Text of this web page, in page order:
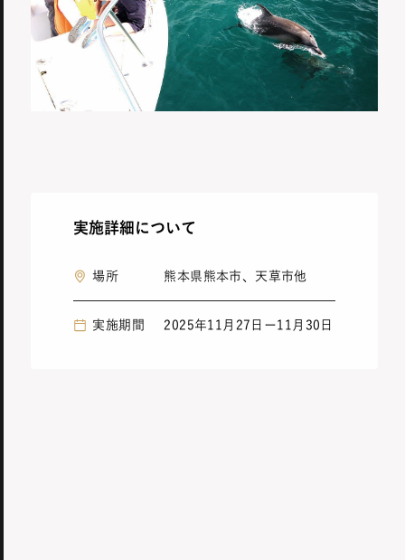
実施詳細について
場所 熊本県熊本市、天草市他
実施期間 2025年11月27日ー11月30日